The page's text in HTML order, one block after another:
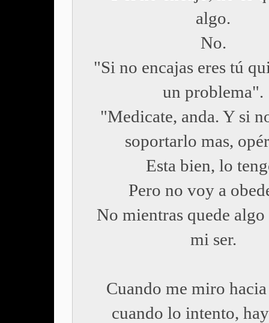
algo.
No.
"Si no encajas eres tú
un problema".
"Medicate, anda. Y si
soportarlo mas,
Esta bien, lo
Pero no voy a
No mientras quede
mi ser.
Cuando me miro
cuando lo intento,